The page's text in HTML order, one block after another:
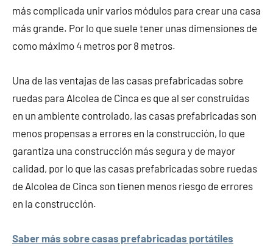
más complicada unir varios módulos para crear una casa
más grande. Por lo que suele tener unas dimensiones de
como máximo 4 metros por 8 metros.
Una de las ventajas de las casas prefabricadas sobre
ruedas para Alcolea de Cinca es que al ser construidas
en un ambiente controlado, las casas prefabricadas son
menos propensas a errores en la construcción, lo que
garantiza una construcción más segura y de mayor
calidad, por lo que las casas prefabricadas sobre ruedas
de Alcolea de Cinca son tienen menos riesgo de errores
en la construcción.
Saber más sobre casas prefabricadas portátiles